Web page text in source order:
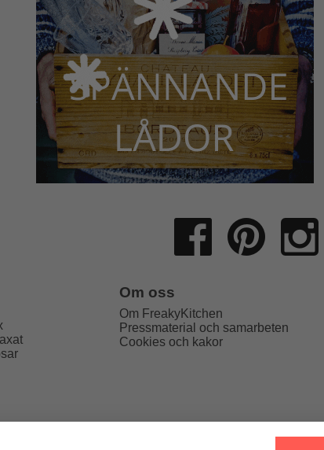
Om oss
Om FreakyKitchen
Pressmaterial och samarbeten
Cookies och kakor